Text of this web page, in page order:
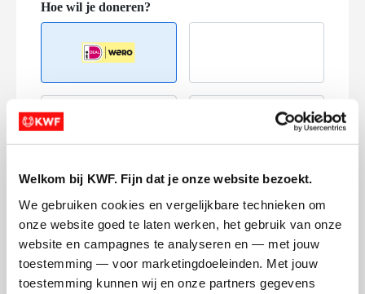
Welkom bij KWF. Fijn dat je onze website bezoekt.
We gebruiken cookies en vergelijkbare technieken om
onze website goed te laten werken, het gebruik van onze
website en campagnes te analyseren en — met jouw
toestemming — voor marketingdoeleinden. Met jouw
toestemming kunnen wij en onze partners gegevens